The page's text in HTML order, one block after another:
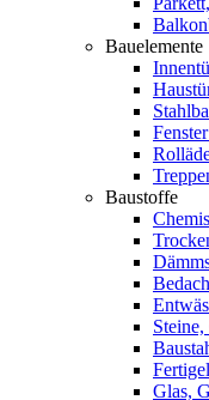
Bauelemente
Baustoffe
Glas,